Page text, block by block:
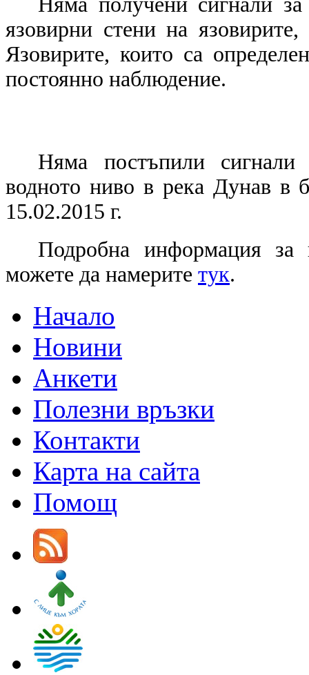
язовирни стени на
Язовирите, които са
постоянно наблюдение.
Няма постъпили
водното ниво в река Дунав в
15.02.2015 г.
Подробна информация
можете да намерите тук.
Начало
Новини
Анкети
Полезни връзки
Контакти
Карта на сайта
Помощ